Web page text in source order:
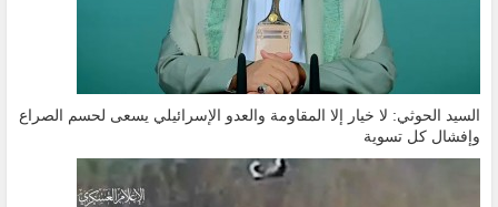
السيد الحوثي: لا خيار إلا المقاومة والعدو الإسرائيلي يسعى لحسم الصراع
وإفشال كل تسوية